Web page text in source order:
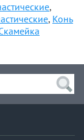
,
, Конь